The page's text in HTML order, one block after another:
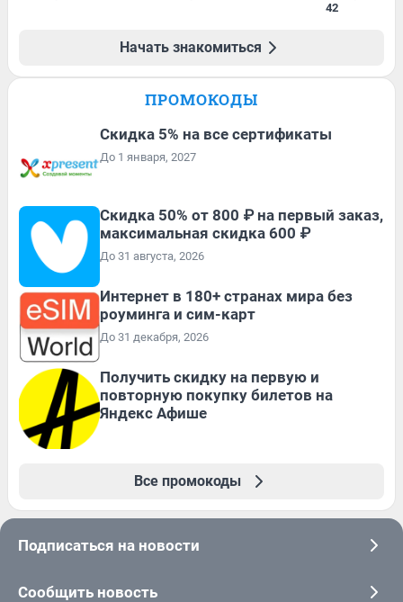
42
Начать знакомиться
ПРОМОКОДЫ
Скидка 5% на все сертификаты
До 1 января, 2027
Скидка 50% от 800 ₽ на первый заказ,
максимальная скидка 600 ₽
До 31 августа, 2026
Интернет в 180+ странах мира без
роуминга и сим-карт
До 31 декабря, 2026
Получить скидку на первую и
повторную покупку билетов на
Яндекс Афише
Все промокоды
Подписаться на новости
Сообщить новость